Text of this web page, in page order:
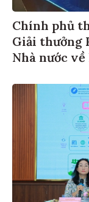
Chính phủ
Giải thưởng
Nhà nước